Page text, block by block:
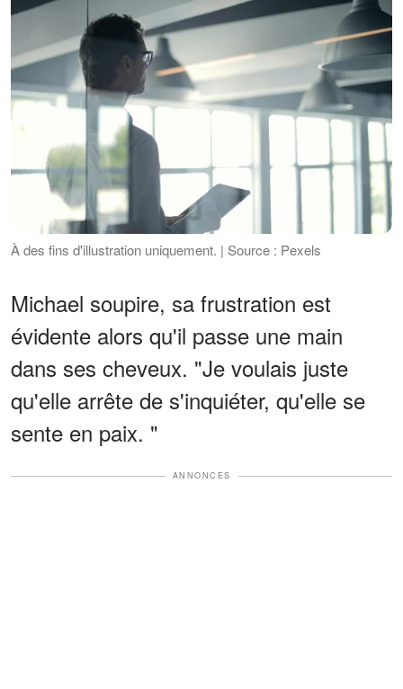
À des fins d'illustration uniquement. | Source : Pexels
Michael soupire, sa frustration est
évidente alors qu'il passe une main
dans ses cheveux. "Je voulais juste
qu'elle arrête de s'inquiéter, qu'elle se
sente en paix. "
ANNONCES